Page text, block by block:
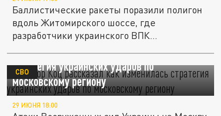
Баллистические ракеты поразили полигон
вдоль Житомирского шоссе, где
разработчики украинского ВПК...
Военкор Коц рассказал как изменилась
стратегия украинских ударов по
московскому региону
СВО
29 ИЮНЯ 18:00